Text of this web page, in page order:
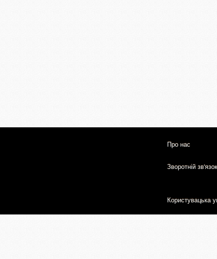
Про нас
Зворотній зв'язок
Користувацька